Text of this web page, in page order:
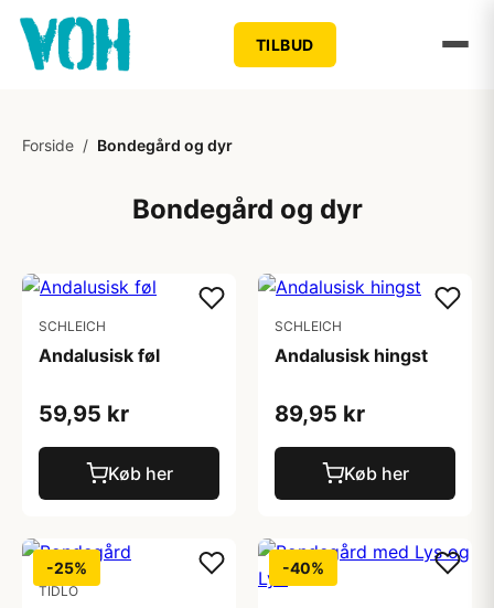
TILBUD
Forside / Bondegård og dyr
Bondegård og dyr
SCHLEICH
Andalusisk føl
59,95 kr
Køb her
SCHLEICH
Andalusisk hingst
89,95 kr
Køb her
-25%
TIDLO
-40%